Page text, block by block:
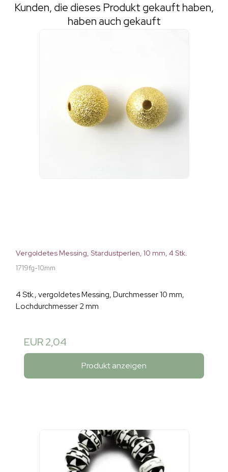
Kunden, die dieses Produkt gekauft haben,
haben auch gekauft
Vergoldetes Messing, Stardustperlen, 10 mm, 4 Stk.
1719fg-10mm
4 Stk., vergoldetes Messing, Durchmesser 10 mm,
Lochdurchmesser 2 mm
EUR 2,04
Produkt anzeigen